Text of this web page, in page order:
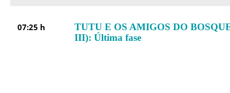
07:25 h
TUTU E OS AMIGOS DO
III): Última fase